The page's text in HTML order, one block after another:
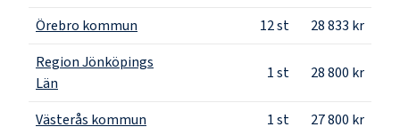
Örebro kommun
12st
28 833 kr
Region Jönköpings
Län
1st 28 800 kr
Västerås kommun 1st
27 800 kr